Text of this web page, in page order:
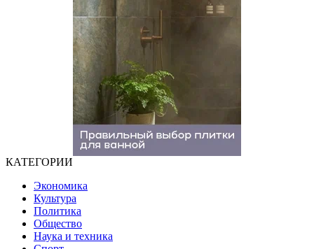
На юге России установилась аномальная жара